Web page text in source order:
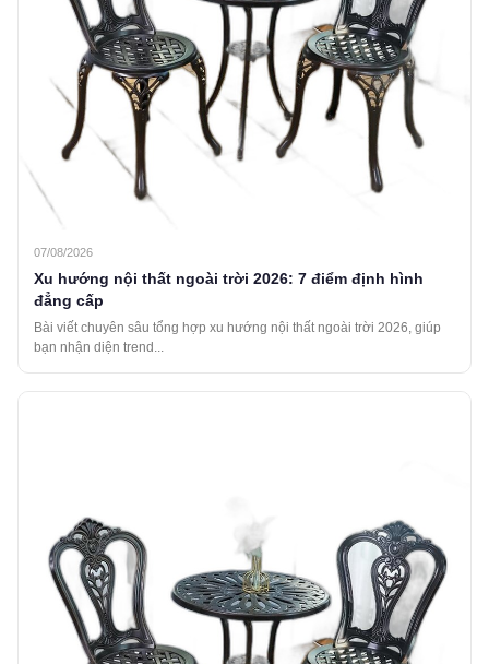
07/08/2026
Xu hướng nội thất ngoài trời 2026: 7 điểm định hình
đẳng cấp
Bài viết chuyên sâu tổng hợp xu hướng nội thất ngoài trời 2026, giúp
bạn nhận diện trend...